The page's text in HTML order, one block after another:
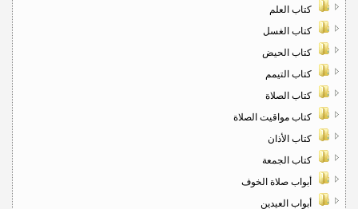
كتاب العلم
كتاب الغسل
كتاب الحيض
كتاب التيمم
كتاب الصلاة
كتاب مواقيت الصلاة
كتاب الأذان
كتاب الجمعة
أبواب صلاة الخوف
أبواب العيدين